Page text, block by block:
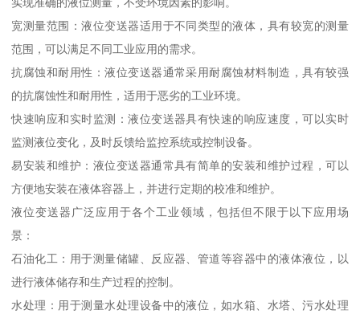
实现准确的液位测量，不受环境因素的影响。
宽测量范围：液位变送器适用于不同类型的液体，具有较宽的测量
范围，可以满足不同工业应用的需求。
抗腐蚀和耐用性：液位变送器通常采用耐腐蚀材料制造，具有较强
的抗腐蚀性和耐用性，适用于恶劣的工业环境。
快速响应和实时监测：液位变送器具有快速的响应速度，可以实时
监测液位变化，及时反馈给监控系统或控制设备。
易安装和维护：液位变送器通常具有简单的安装和维护过程，可以
方便地安装在液体容器上，并进行定期的校准和维护。
液位变送器广泛应用于各个工业领域，包括但不限于以下应用场
景：
石油化工：用于测量储罐、反应器、管道等容器中的液体液位，以
进行液体储存和生产过程的控制。
水处理：用于测量水处理设备中的液位，如水箱、水塔、污水处理